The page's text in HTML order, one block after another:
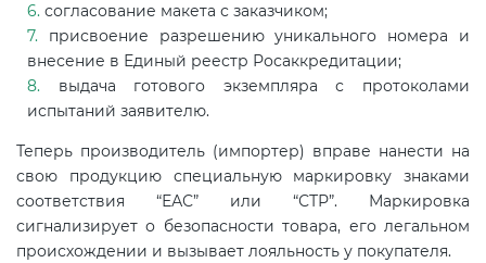
согласование макета с заказчиком;
присвоение разрешению уникального номера и
внесение в Единый реестр Росаккредитации;
выдача готового экземпляра с протоколами
испытаний заявителю.
Теперь производитель (импортер) вправе нанести на
свою продукцию специальную маркировку знаками
соответствия “ЕАС” или “СТР”. Маркировка
сигнализирует о безопасности товара, его легальном
происхождении и вызывает лояльность у покупателя.